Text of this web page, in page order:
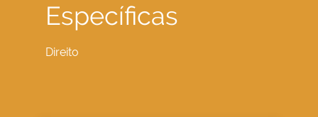
Específicas
Direito